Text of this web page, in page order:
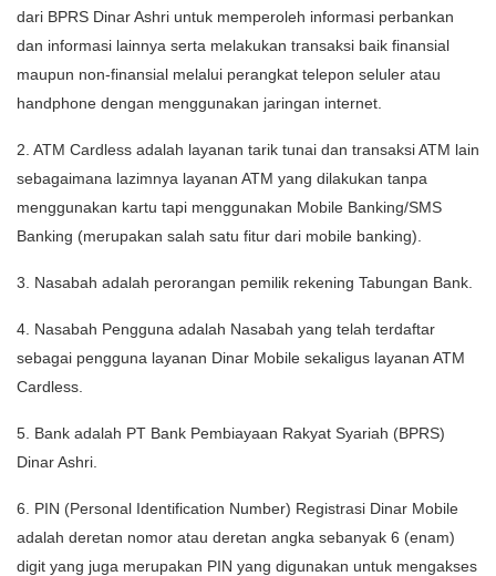
dari BPRS Dinar Ashri untuk memperoleh informasi perbankan
dan informasi lainnya serta melakukan transaksi baik finansial
maupun non-finansial melalui perangkat telepon seluler atau
handphone dengan menggunakan jaringan internet.
2. ATM Cardless adalah layanan tarik tunai dan transaksi ATM lain
sebagaimana lazimnya layanan ATM yang dilakukan tanpa
menggunakan kartu tapi menggunakan Mobile Banking/SMS
Banking (merupakan salah satu fitur dari mobile banking).
3. Nasabah adalah perorangan pemilik rekening Tabungan Bank.
4. Nasabah Pengguna adalah Nasabah yang telah terdaftar
sebagai pengguna layanan Dinar Mobile sekaligus layanan ATM
Cardless.
5. Bank adalah PT Bank Pembiayaan Rakyat Syariah (BPRS)
Dinar Ashri.
6. PIN (Personal Identification Number) Registrasi Dinar Mobile
adalah deretan nomor atau deretan angka sebanyak 6 (enam)
digit yang juga merupakan PIN yang digunakan untuk mengakses